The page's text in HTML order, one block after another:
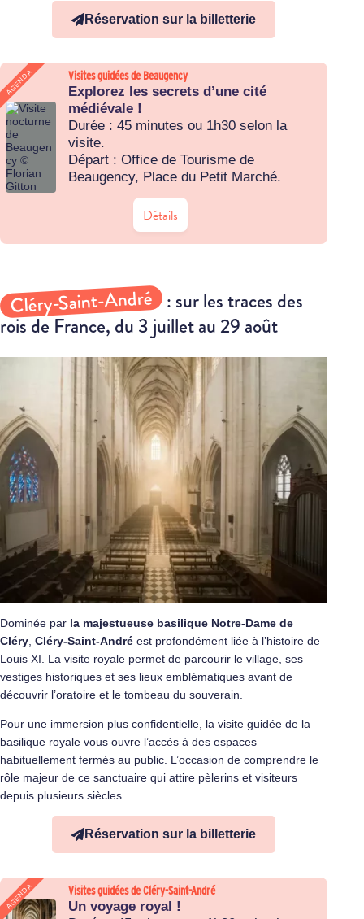
Réservation sur la billetterie
AGENDA Visites guidées de Beaugency
Explorez les secrets d’une cité
médiévale !
Durée : 45 minutes ou 1h30 selon la
visite.
Départ : Office de Tourisme de
Beaugency, Place du Petit Marché.
Détails
Cléry-Saint-André : sur les traces des
rois de France, du 3 juillet au 29 août
Dominée par la majestueuse basilique Notre-Dame de
Cléry Cléry‑Saint‑André est profondément liée à l’histoire de
Louis XI. La visite royale permet de parcourir le village, ses
vestiges historiques et ses lieux emblématiques avant de
découvrir l’oratoire et le tombeau du souverain.
Pour une immersion plus confidentielle, la visite guidée de la
basilique royale vous ouvre l’accès à des espaces
habituellement fermés au public. L’occasion de comprendre le
rôle majeur de ce sanctuaire qui attire pèlerins et visiteurs
depuis plusieurs siècles.
Réservation sur la billetterie
AGENDA Visites guidées de Cléry-Saint-André
Un voyage royal !